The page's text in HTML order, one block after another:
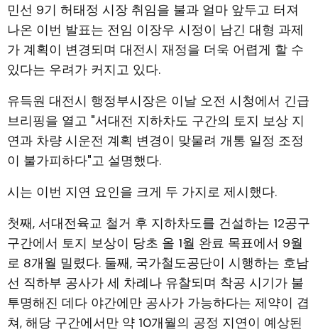
민선 9기 허태정 시장 취임을 불과 얼마 앞두고 터져
나온 이번 발표는 전임 이장우 시정이 남긴 대형 과제
가 계획이 변경되며 대전시 재정을 더욱 어렵게 할 수
있다는 우려가 커지고 있다.
유득원 대전시 행정부시장은 이날 오전 시청에서 긴급
브리핑을 열고 "서대전 지하차도 구간의 토지 보상 지
연과 차량 시운전 계획 변경이 맞물려 개통 일정 조정
이 불가피하다"고 설명했다.
시는 이번 지연 요인을 크게 두 가지로 제시했다.
첫째, 서대전육교 철거 후 지하차도를 건설하는 12공구
구간에서 토지 보상이 당초 올 1월 완료 목표에서 9월
로 8개월 밀렸다. 둘째, 국가철도공단이 시행하는 호남
선 직하부 공사가 세 차례나 유찰되며 착공 시기가 불
투명해진 데다 야간에만 공사가 가능하다는 제약이 겹
쳐, 해당 구간에서만 약 10개월의 공정 지연이 예상된